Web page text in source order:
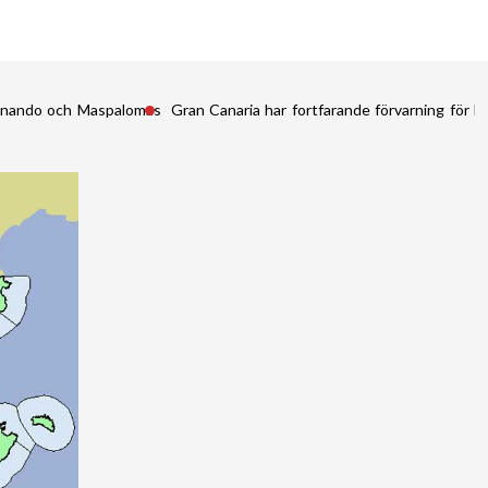
och Maspalomas Gran Canaria har fortfarande förvarning för